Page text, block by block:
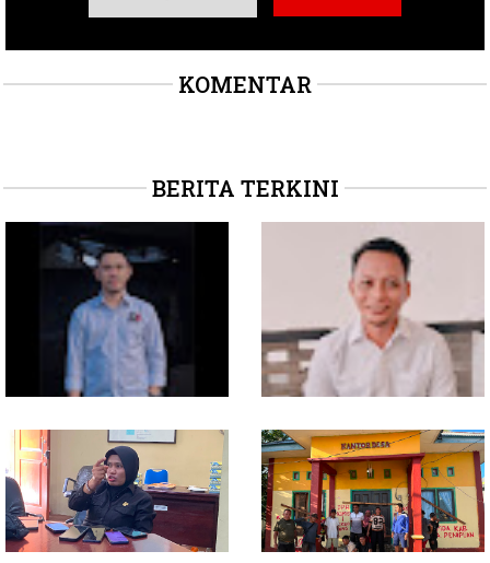
KOMENTAR
BERITA TERKINI
Soal Intervensi Politik,
Langkah Wakil Ketua
Komisi I Bukan
intervensi Politik
Dituding Jadikan
Bendahara Desa Wailoba
sebagai "ATM Berjalan",
Armin Soamole: Harus
Dibuktikan